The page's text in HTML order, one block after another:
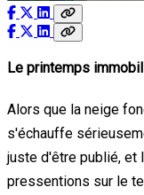
Le printemps
Alors que la neige
s'échauffe
juste d'être publié, et
pressentions sur le